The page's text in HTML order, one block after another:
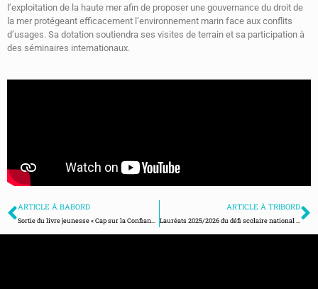
l’exploitation de la haute mer afin de proposer une gouvernance du droit de
la mer protégeant efficacement l’environnement marin face aux conflits
d’usages. Sa dotation soutiendra ses visites de terrain et sa participation à
des séminaires internationaux.
ARTICLE À BABORD ARTICLE À TRIBORD